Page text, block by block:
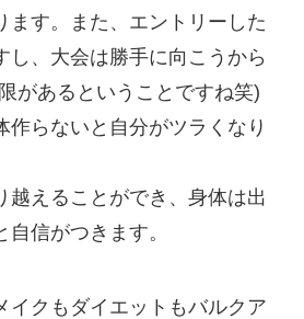
ます。また、エントリーした
し、大会は勝手に向こうから
があるということですね笑)
作らないと自分がツラくなり
越えることができ、身体は出
信がつきます。
イクもダイエットもバルクア